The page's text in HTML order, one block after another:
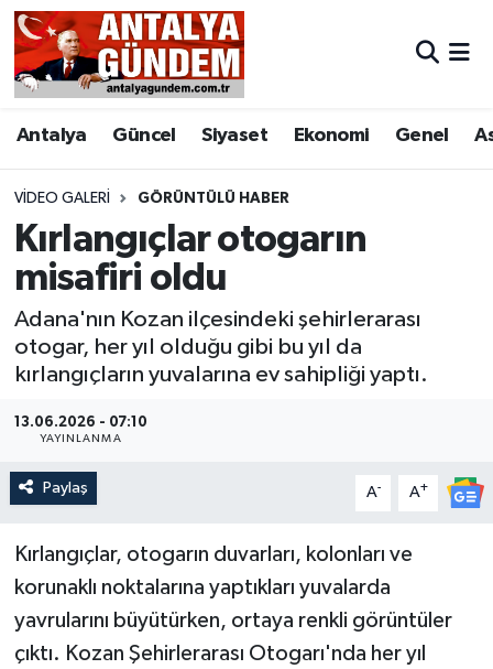
Antalya Güncel Siyaset Ekonomi Genel
VIDEO GALERI GÖRÜNTÜLÜ HABER
Kırlangıçlar otogarın
misafiri oldu
Adana'nın Kozan ilçesindeki şehirlerarası
otogar, her yıl olduğu gibi bu yıl da
kırlangıçların yuvalarına ev sahipliği yaptı.
13.06.2026 - 07:10
YAYINLANMA
Paylaş A- A+
Kırlangıçlar, otogarın duvarları, kolonları ve
korunaklı noktalarına yaptıkları yuvalarda
yavrularını büyütürken, ortaya renkli görüntüler
çıktı. Kozan Şehirlerarası Otogarı'nda her yıl
Antalya
Asayiş
Bilim & Teknoloji
Bölge
EĞİTİM
Ekonomi
Genel
Görüntülü Haber
Kültür & Sanat
Magazin
Antalya Nöbetçi Eczaneler
Antalya Hava Durumu
Antalya Namaz Vakitleri
Antalya Trafik Yoğunluk Haritası
Süper Lig Puan Durumu ve Fikstür
Tüm Manşetler
Son Dakika Haberleri
Haber Arşivi